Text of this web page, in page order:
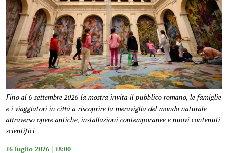
Fino al 6 settembre 2026 la mostra invita il pubblico romano, le famiglie
e i viaggiatori in città a riscoprire la meraviglia del mondo naturale
attraverso opere antiche, installazioni contemporanee e nuovi contenuti
scientifici
16 luglio 2026 | 18:00